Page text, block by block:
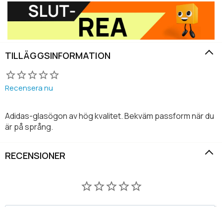
TILLÄGGSINFORMATION
Recensera nu
Adidas-glasögon av hög kvalitet. Bekväm passform när du
är på språng.
RECENSIONER